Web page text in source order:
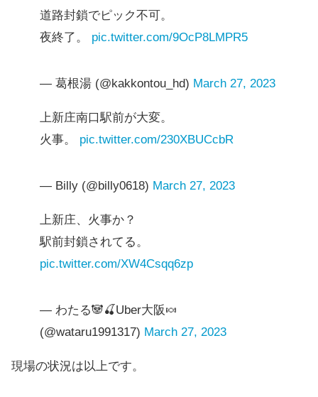
道路封鎖でピック不可。
夜終了。 pic.twitter.com/9OcP8LMPR5
— 葛根湯 (@kakkontou_hd) March 27, 2023
上新庄南口駅前が大変。
火事。 pic.twitter.com/230XBUCcbR
— Billy (@billy0618) March 27, 2023
上新庄、火事か？
駅前封鎖されてる。
pic.twitter.com/XW4Csqq6zp
— わたる🐼🍒Uber大阪🍬
(@wataru1991317) March 27, 2023
現場の状況は以上です。